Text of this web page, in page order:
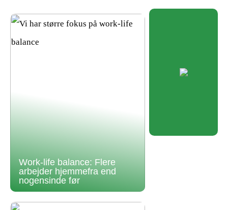
Work-life balance: Flere
arbejder hjemmefra end
nogensinde før